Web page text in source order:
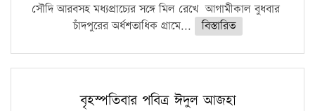
সৌদি আরবসহ মধ্যপ্রাচ্যের সঙ্গে মিল রেখে আগামীকাল বুধবার
চাঁদপুরের অর্ধশতাধিক গ্রামে...
বিস্তারিত
বৃহস্পতিবার পবিত্র ঈদুল আজহা